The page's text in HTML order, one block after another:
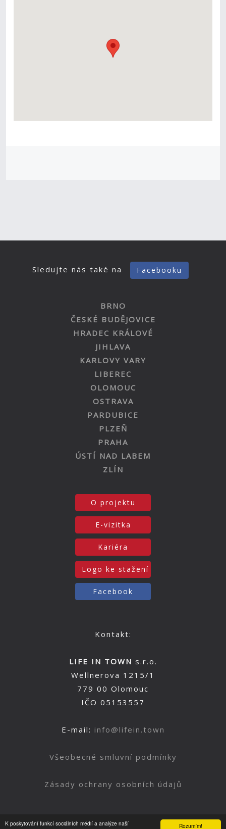
Rozumím!
K poskytování funkcí sociálních médií a analýze naší
Sledujte nás také na Facebooku
BRNO
ČESKÉ BUDĚJOVICE
HRADEC KRÁLOVÉ
JIHLAVA
KARLOVY VARY
LIBEREC
OLOMOUC
OSTRAVA
PARDUBICE
PLZEŇ
PRAHA
ÚSTÍ NAD LABEM
ZLÍN
O projektu
E-vizitka
Kariéra
Logo ke stažení
Facebook
Kontakt:
LIFE IN TOWN s.r.o.
Wellnerova 1215/1
779 00 Olomouc
IČO 05153557
E-mail: info@lifein.town
Všeobecné smluvní podmínky
Zásady ochrany osobních údajů